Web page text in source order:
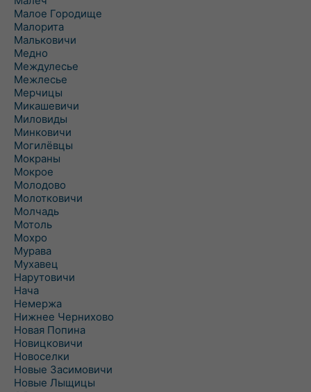
Малое Городище
Малорита
Мальковичи
Медно
Междулесье
Межлесье
Мерчицы
Микашевичи
Миловиды
Минковичи
Могилёвцы
Мокраны
Мокрое
Молодово
Молотковичи
Молчадь
Мотоль
Мохро
Мурава
Мухавец
Нарутовичи
Нача
Немержа
Нижнее Чернихово
Новая Попина
Новицковичи
Новоселки
Новые Засимовичи
Новые Лыщицы